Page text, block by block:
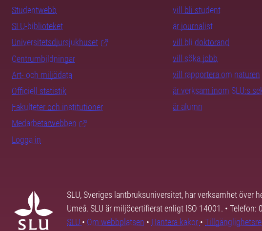
Studentwebb
SLU-biblioteket
Universitetsdjursjukhuset
Centrumbildningar
Art- och miljödata
Officiell statistik
Fakulteter och institutioner
Medarbetarwebben
Logga in
vill bli student
är journalist
vill bli doktorand
vill söka jobb
vill rapportera om naturen
är verksam inom SLU:s
är alumn
SLU, Sveriges lantbruksuniversitet, har verksamhet över
Umeå. SLU är miljöcertifierat enligt ISO 14001. •
SLU • Om webbplatsen • Hantera kakor •